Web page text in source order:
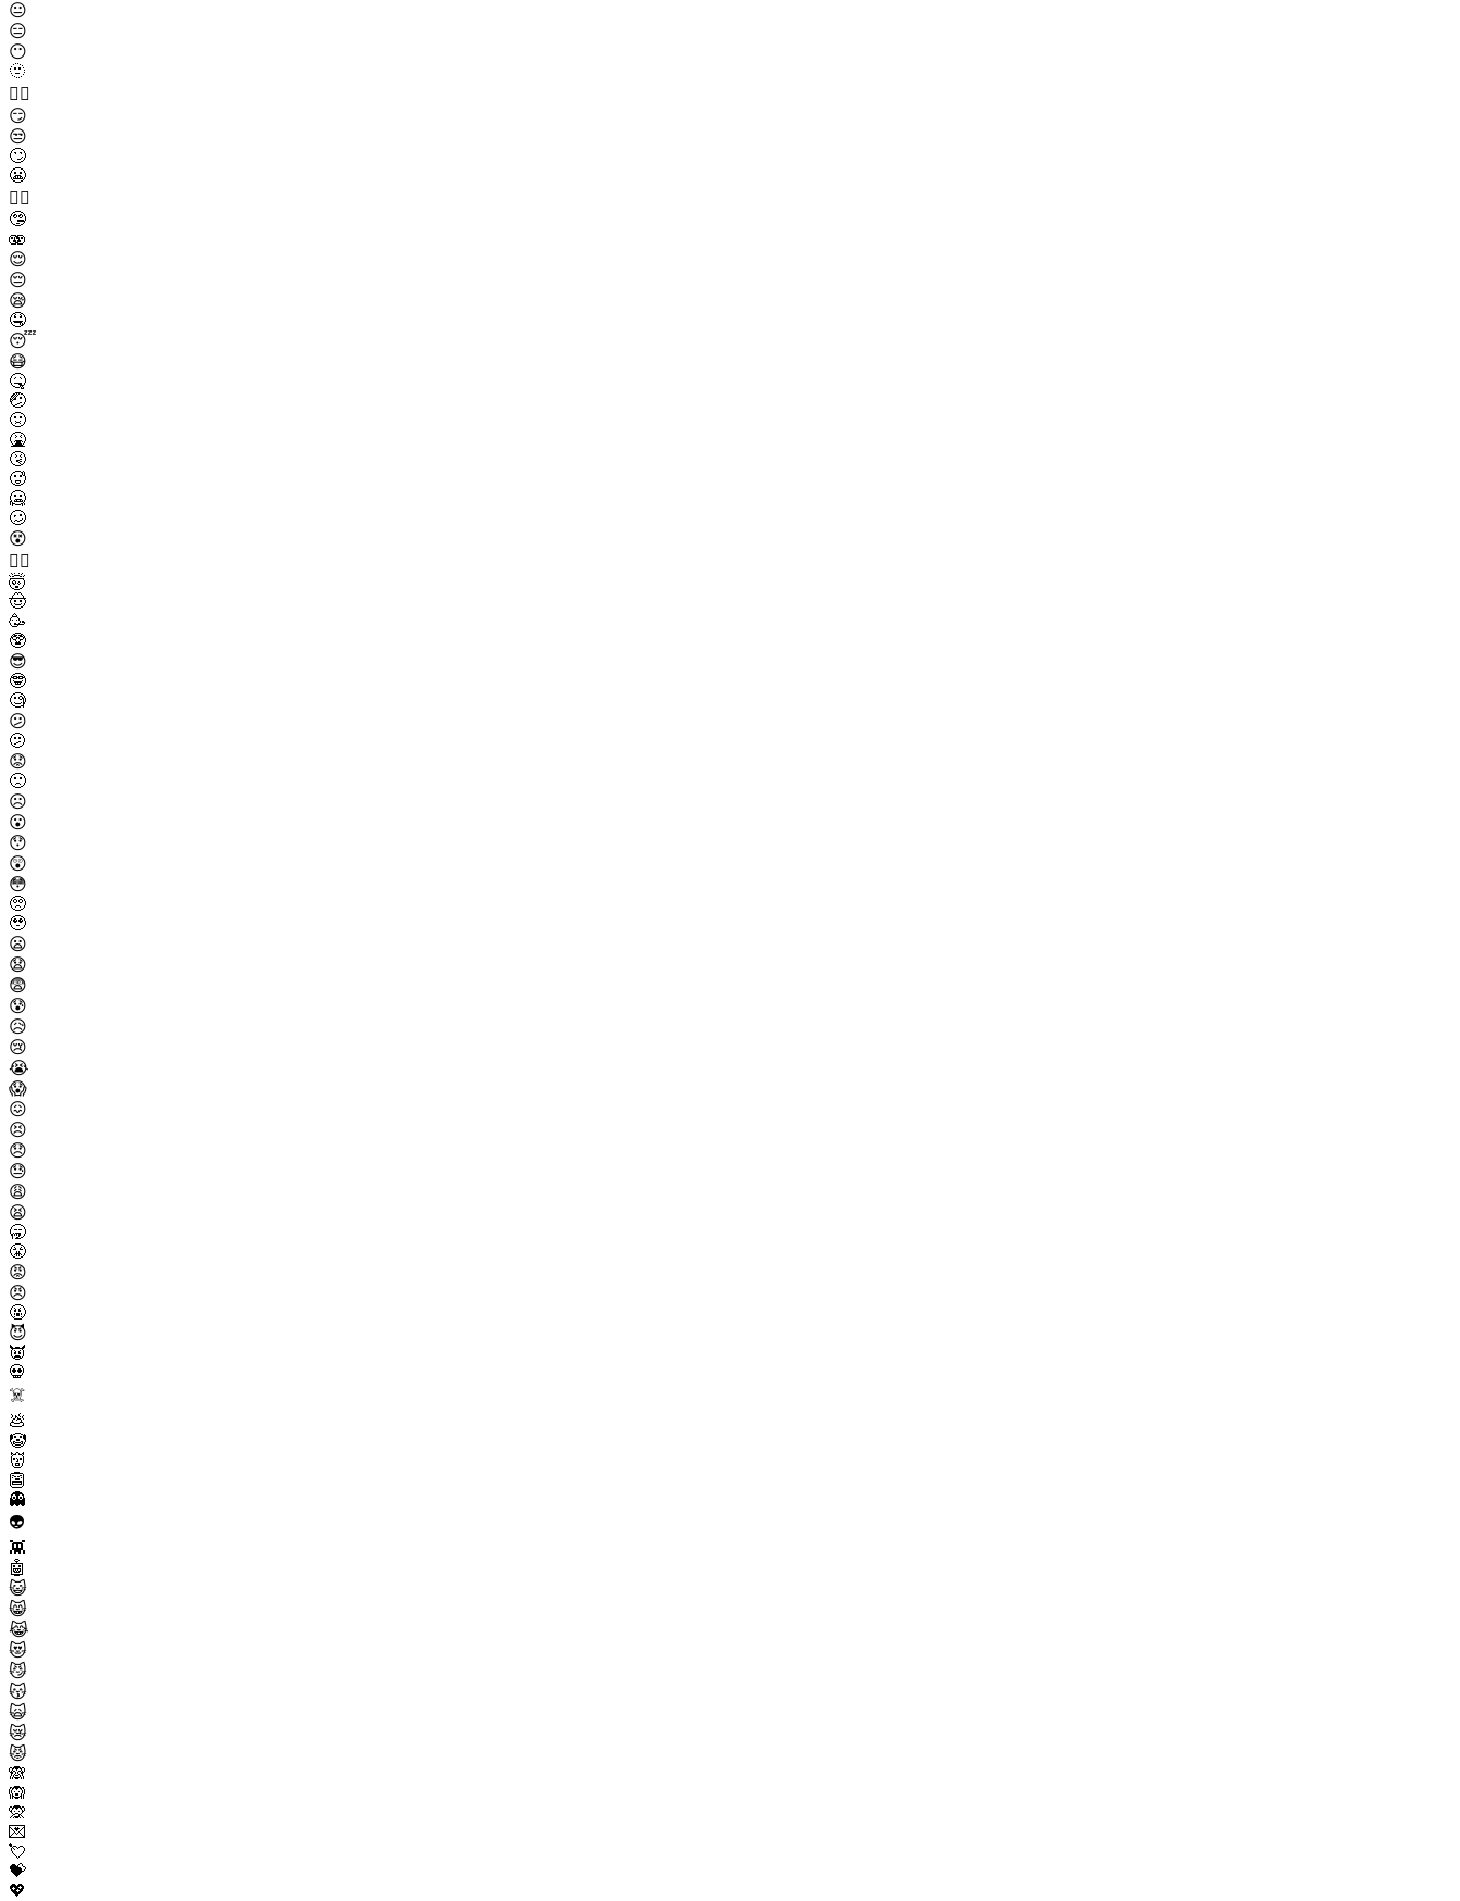
😐
😑
😶
🫥
😶‍🌫️
😏
😒
🙄
😬
😮‍💨
🤥
🫨
😌
😔
😪
🤤
😴
😷
🤒
🤕
🤢
🤮
🤧
🥵
🥶
🥴
😵
😵‍💫
🤯
🤠
🥳
🥸
😎
🤓
🧐
😕
🫤
😟
🙁
☹️
😮
😯
😲
😳
🥺
🥹
😦
😧
😨
😰
😥
😢
😭
😱
😖
😣
😞
😓
😩
😫
🥱
😤
😡
😠
🤬
😈
👿
💀
☠️
💩
🤡
👹
👺
👻
👽
👾
🤖
😺
😸
😹
😻
😼
😽
🙀
😿
😾
🙈
🙉
🙊
💌
💘
💝
💖